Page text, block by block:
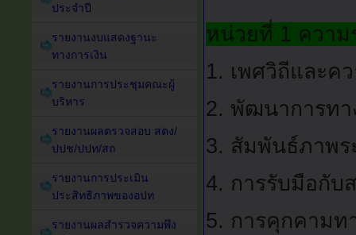
หน่วยที่ 1 ควา
1. เพศวิถีและค
2. พัฒนาการทา
3. สัมพันธ์ภาพร
4. การรับมือกับ
5. การคุกคามท
ประจำปี
รายงานงบแสดงฐานะ
ทางการเงิน
รายงานการประชุมคณะผู้
บริหาร
รายงานผลตรวจสอบ สตง/
ปปช/ปปท/สถ
รายงานการประเมิน
ประสิทธิภาพของอปท
รายงานผลสำรวจความพึง